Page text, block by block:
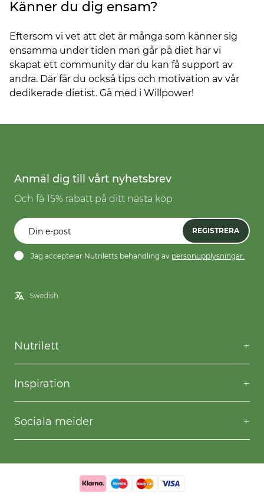
Känner du dig ensam?
Eftersom vi vet att det är många som känner sig
ensamma under tiden man går på diet har vi
skapat ett community där du kan få support av
andra. Där får du också tips och motivation av vår
dedikerade dietist. Gå med i Willpower!
Anmäl dig till vårt nyhetsbrev
Och få 15% rabatt på ditt nästa köp
REGISTRERA
Jag accepterar Nutriletts behandling av personupplysningar.
Nutrilett
Kontakta oss
Frågor & svar
Frakt & returer
Köpvillkor
Inspiration
Willpower
Recept
Gå ner i vikt
Sociala meider
Facebook